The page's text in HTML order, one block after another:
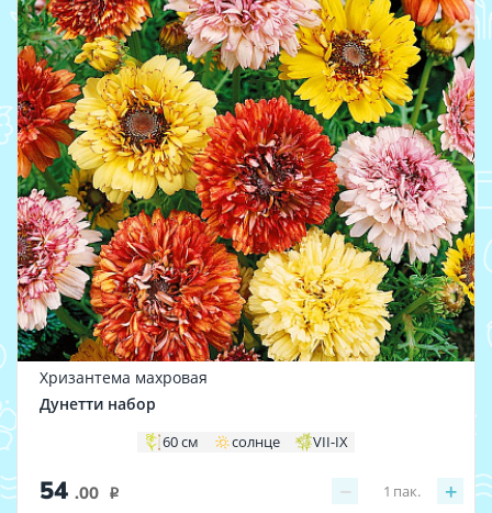
Хризантема махровая
Дунетти набор
60 см солнце VII-IX
54 .00 i − +
1 пак.